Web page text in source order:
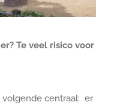
Te veel risico voor
volgende centraal: er